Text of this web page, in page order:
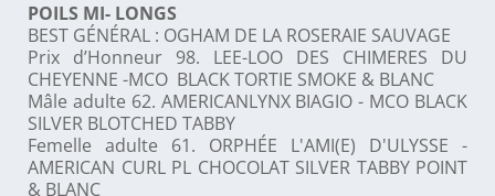
POILS MI- LONGS
BEST GÉNÉRAL : OGHAM DE LA ROSERAIE SAUVAGE
Prix d’Honneur 98. LEE-LOO DES CHIMERES DU
CHEYENNE -MCO BLACK TORTIE SMOKE & BLANC
Mâle adulte 62. AMERICANLYNX BIAGIO - MCO BLACK
SILVER BLOTCHED TABBY
Femelle adulte 61. ORPHÉE L'AMI(E) D'ULYSSE -
AMERICAN CURL PL CHOCOLAT SILVER TABBY POINT
& BLANC